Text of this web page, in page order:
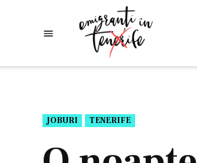
POSTED
IN
JOBURI TENERIFE